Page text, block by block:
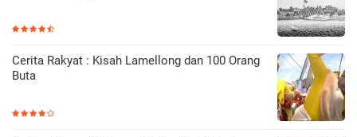
Cerita Rakyat : Kisah Lamellong dan 100 Orang
Buta